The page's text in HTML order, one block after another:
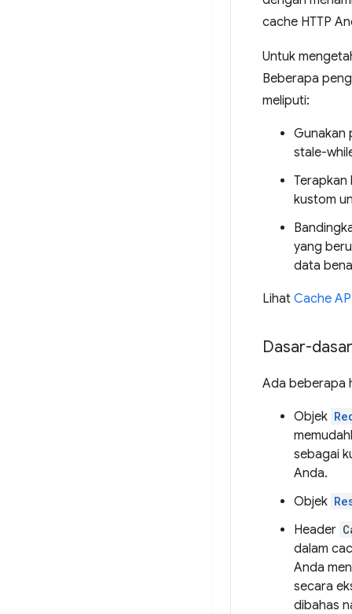
cache HTTP
Untuk
Beberapa
meliputi:
Gunakan
stale-
Terapkan
kustom
yang
data
Lihat Cache
Dasar-
Ada beberapa
Objek
sebagai
Anda.
Objek
Header
dalam
Anda
secara
dibahas